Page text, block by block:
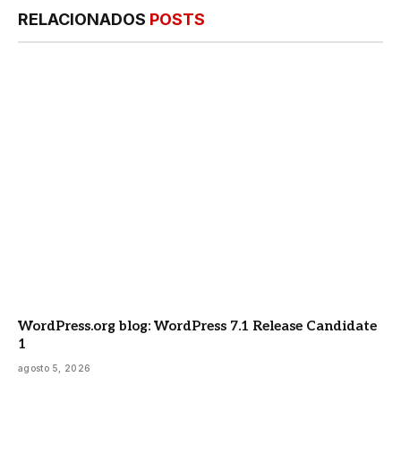
RELACIONADOS POSTS
WordPress.org blog: WordPress 7.1 Release Candidate
1
agosto 5, 2026